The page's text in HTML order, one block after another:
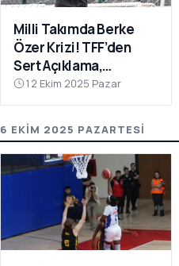
Milli Takımda Berke
Özer Krizi! TFF’den
Sert Açıklama,
Kaleciden Yanıt
Gecikmedi
12 Ekim 2025 Pazar
6 EKIM 2025 PAZARTESI